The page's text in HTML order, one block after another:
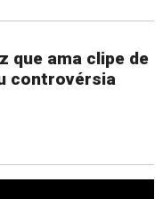
que ama clipe de
controvérsia